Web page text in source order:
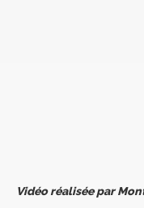
Vidéo réalisée par